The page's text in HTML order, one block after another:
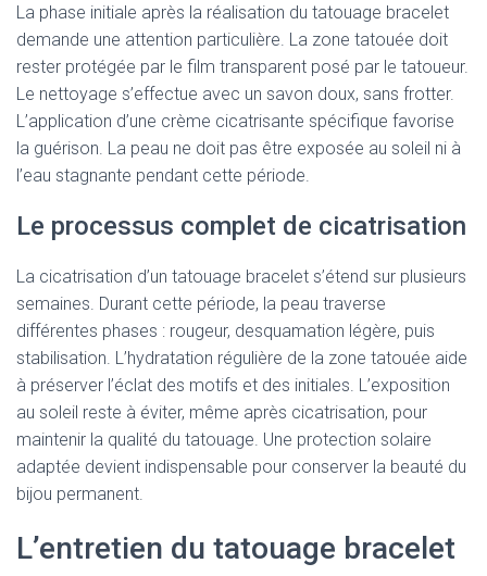
La phase initiale après la réalisation du tatouage bracelet
demande une attention particulière. La zone tatouée doit
rester protégée par le film transparent posé par le tatoueur.
Le nettoyage s’effectue avec un savon doux, sans frotter.
L’application d’une crème cicatrisante spécifique favorise
la guérison. La peau ne doit pas être exposée au soleil ni à
l’eau stagnante pendant cette période.
Le processus complet de cicatrisation
La cicatrisation d’un tatouage bracelet s’étend sur plusieurs
semaines. Durant cette période, la peau traverse
différentes phases : rougeur, desquamation légère, puis
stabilisation. L’hydratation régulière de la zone tatouée aide
à préserver l’éclat des motifs et des initiales. L’exposition
au soleil reste à éviter, même après cicatrisation, pour
maintenir la qualité du tatouage. Une protection solaire
adaptée devient indispensable pour conserver la beauté du
bijou permanent.
L’entretien du tatouage bracelet